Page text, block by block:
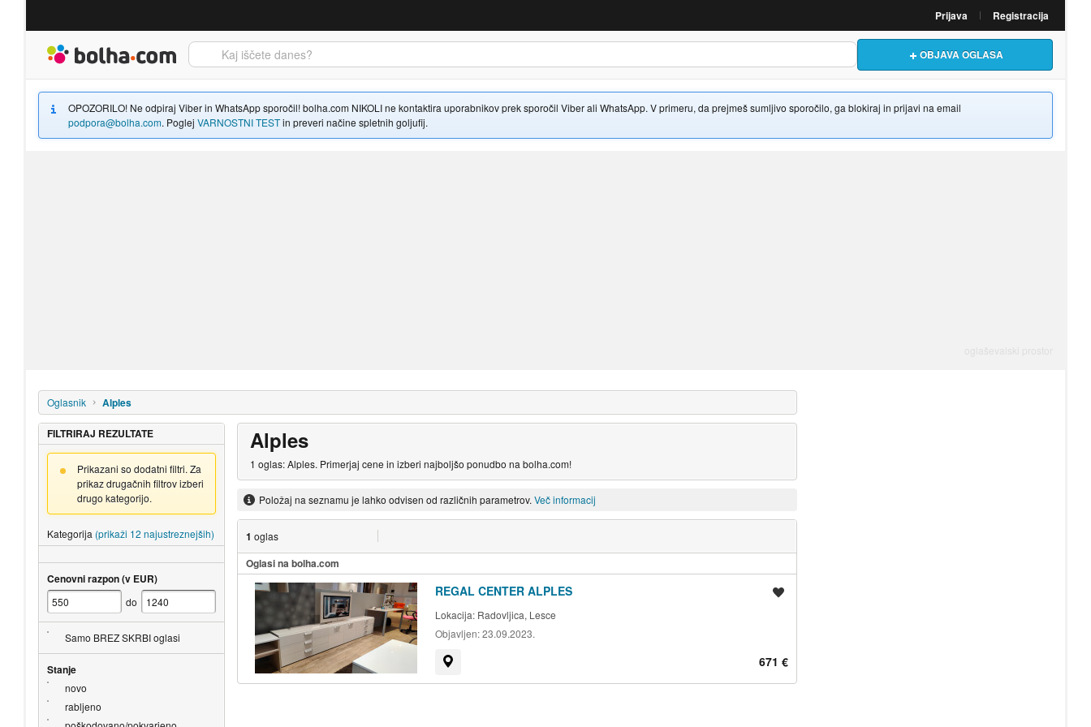
Prijava Registracija
OBJAVA OGLASA
OPOZORILO! Ne odpiraj Viber in WhatsApp sporočil! bolha.com NIKOLI ne kontaktira uporabnikov prek sporočil Viber ali WhatsApp. V primeru, da prejmeš sumljivo sporočilo, ga blokiraj in prijavi na email
podpora@bolha.com. Poglej VARNOSTNI TESTin preveri načine spletnih goljufij.
Oglasnik Alples
Alples
1 oglas: Alples. Primerjaj cene in izberi najboljšo ponudbo na bolha.com!
Položaj na seznamu je lahko odvisen od različnih parametrov. Več informacij
1 oglas
Oglasi na bolha.com
REGAL CENTER ALPLES
Lokacija: Radovljica, Lesce
Objavljen:23.09.2023.
671 €
FILTRIRAJ REZULTATE
Prikazani so dodatni filtri. Za
prikaz drugačnih filtrov izberi
drugo kategorijo.
Kategorija (prikaži 12 najustreznejših)
Cenovni razpon (v EUR)
do
Samo BREZ SKRBI oglasi
Stanje
novo
rabljeno